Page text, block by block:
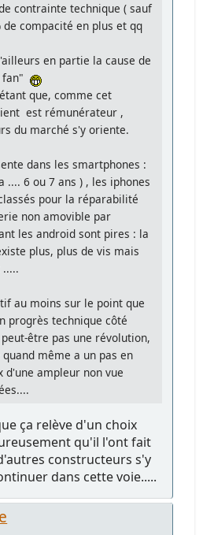
contrainte technique ( sauf
compacité en plus et qq
en partie la cause de
fan"
que, comme cet
est rémunérateur ,
du marché s'y oriente.
dans les smartphones :
.... 6 ou 7 ans ) , les iphones
pour la réparabilité
non amovible par
les android sont pires : la
plus, plus de vis mais
au moins sur le point que
progrès technique côté
être pas une révolution,
même a un pas en
ampleur non vue
ça relève d'un choix
qu'il l'ont fait
constructeurs s'y
dans cette voie.....